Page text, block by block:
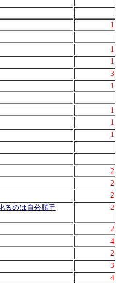
1
1
1
3
1
1
1
1
2
2
2
るのは自分勝手
2
2
4
2
3
4